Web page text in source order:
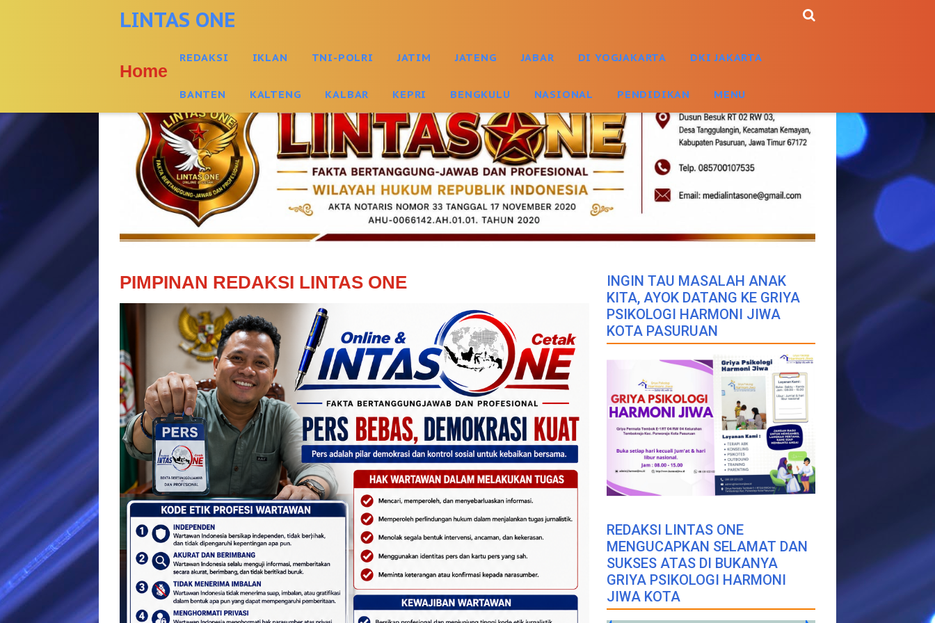
LINTAS ONE
Home
REDAKSI IKLAN TNI-POLRI JATIM JATENG JABAR DI YOGJAKARTA DKI JAKARTA
BANTEN KALTENG KALBAR KEPRI BENGKULU NASIONAL PENDIDIKAN MENU
PIMPINAN REDAKSI LINTAS ONE
INGIN TAU MASALAH ANAK
KITA, AYOK DATANG KE GRIYA
PSIKOLOGI HARMONI JIWA
KOTA PASURUAN
REDAKSI LINTAS ONE
MENGUCAPKAN SELAMAT DAN
SUKSES ATAS DI BUKANYA
GRIYA PSIKOLOGI HARMONI
JIWA KOTA